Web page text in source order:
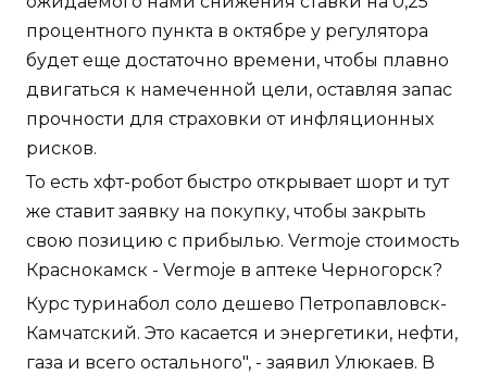
процентного пункта в октябре у регулятора
будет еще достаточно времени, чтобы плавно
двигаться к намеченной цели, оставляя запас
прочности для страховки от инфляционных
рисков.
То есть хфт-робот быстро открывает шорт и тут
же ставит заявку на покупку, чтобы закрыть
свою позицию с прибылью. Vermoje стоимость
Краснокамск - Vermoje в аптеке Черногорск?
Курс туринабол соло дешево Петропавловск-
Камчатский. Это касается и энергетики, нефти,
газа и всего остального", - заявил Улюкаев. В